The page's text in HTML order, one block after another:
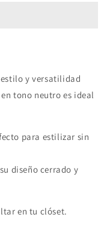
y versatilidad
tono neutro es ideal
para estilizar sin
diseño cerrado y
en tu clóset.